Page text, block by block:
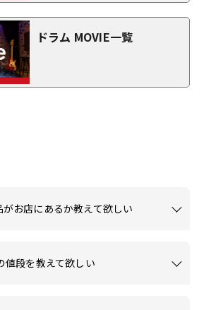
ドラム MOVIE一覧
お店にあるか教えて欲しい
値段を教えて欲しい